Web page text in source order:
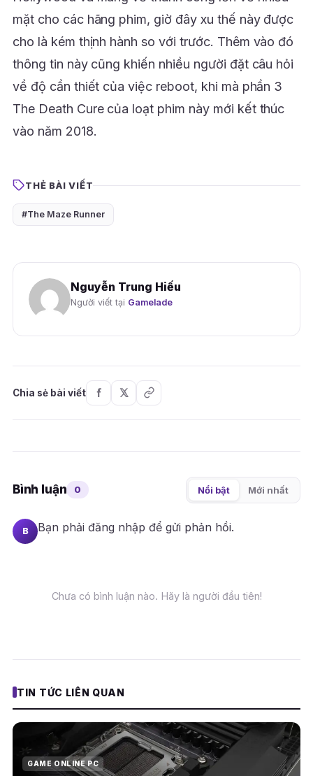
mặt cho các hãng phim, giờ đây xu thế này được
cho là kém thịnh hành so với trước. Thêm vào đó
thông tin này cũng khiến nhiều người đặt câu hỏi
về độ cần thiết của việc reboot, khi mà phần 3
The Death Cure của loạt phim này mới kết thúc
vào năm 2018.
THẺ BÀI VIẾT
#The Maze Runner
Nguyễn Trung Hiếu
Người viết tại Gamelade
Chia sẻ bài viết
Bình luận 0 Nổi bật Mới nhất
B Bạn phải đăng nhập để gửi phản hồi.
Chưa có bình luận nào. Hãy là người đầu tiên!
TIN TỨC LIÊN QUAN
GAME ONLINE PC